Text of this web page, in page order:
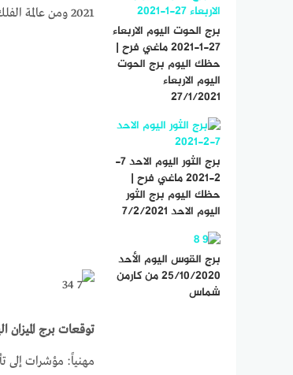
2021 ومن عالمة الفلك جاكلين عقيقي
توقعات برج الميزان
مهنياً: مؤشرات إلى
برج الحوت اليوم الاربعاء
27-1-2021 ماغي فرح |
حظك اليوم برج الحوت
اليوم الاربعاء
27/1/2021
برج الثور اليوم الاحد 7-
2-2021 ماغي فرح |
حظك اليوم برج الثور
اليوم الاحد 7/2/2021
برج القوس اليوم الأحد
25/10/2020 من كارمن
شماس